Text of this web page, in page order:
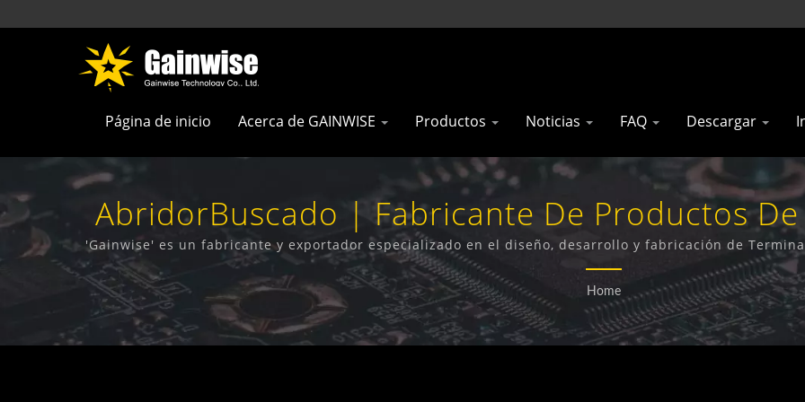
Página de inicio Acerca de GAINWISE Productos Noticias FAQ Descargar
AbridorBuscado | Fabricante De Productos
Hechos En Taiwán | 'Gainwise
'Gainwise' es un fabricante y exportador especializado en el diseño, desarrollo y fabricación de
para Puertas, Abrepuertas 4G y Detectores de Humo 4G.
Home